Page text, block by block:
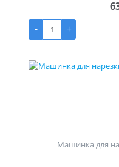
-
+
Машинка для